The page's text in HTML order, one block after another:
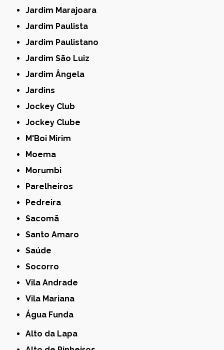
Jardim Marajoara
Jardim Paulista
Jardim Paulistano
Jardim São Luiz
Jardim Ângela
Jardins
Jockey Club
Jockey Clube
M'Boi Mirim
Moema
Morumbi
Parelheiros
Pedreira
Sacomã
Santo Amaro
Saúde
Socorro
Vila Andrade
Vila Mariana
Água Funda
Alto da Lapa